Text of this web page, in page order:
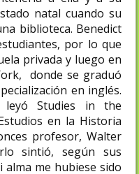
natal cuando su
biblioteca. Benedict
por lo que
privada y luego en
donde se graduó
en inglés.
leyó Studies in the
en la Historia
profesor, Walter
sintió, según sus
alma me hubiese sido